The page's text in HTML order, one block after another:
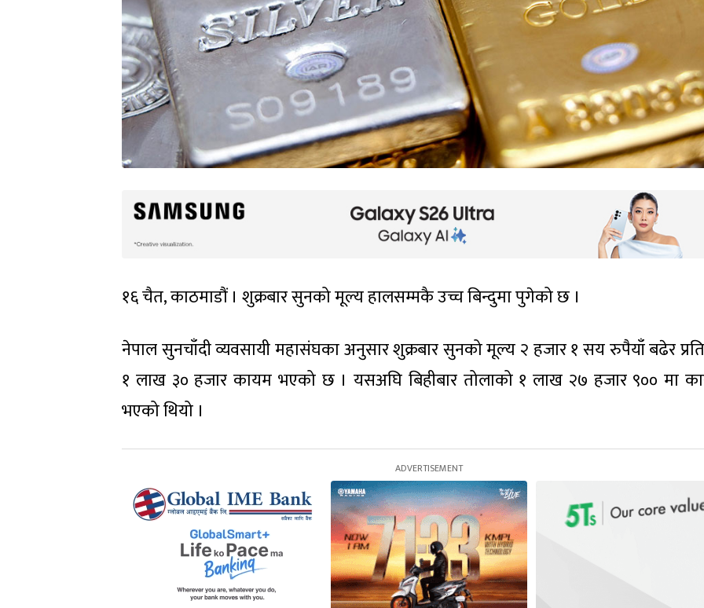
१६ चैत, काठमाडौं । शुक्रबार सुनको मूल्य हालसम्मकै उच्च बिन्दुमा पुगेको छ ।
नेपाल सुनचाँदी व्यवसायी महासंघका अनुसार शुक्रबार सुनको मूल्य २ हजार १ सय रुपैयाँ बढेर
१ लाख ३० हजार कायम भएको छ । यसअघि बिहीबार तोलाको १ लाख २७ हजार ९०० मा
भएको थियो ।